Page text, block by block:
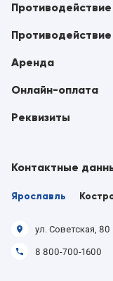
Аренда
Онлайн-оплата
Реквизиты
Контактные
Ярославль
ул. Советская, 80
8 800-700-1600